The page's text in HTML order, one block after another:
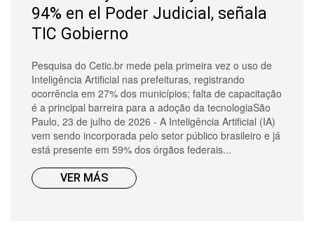
94% en el Poder Judicial, señala
TIC Gobierno
Pesquisa do Cetic.br mede pela primeira vez o uso de
Inteligência Artificial nas prefeituras, registrando
ocorrência em 27% dos municípios; falta de capacitação
é a principal barreira para a adoção da tecnologiaSão
Paulo, 23 de julho de 2026 - A Inteligência Artificial (IA)
vem sendo incorporada pelo setor público brasileiro e já
está presente em 59% dos órgãos federais...
VER MÁS